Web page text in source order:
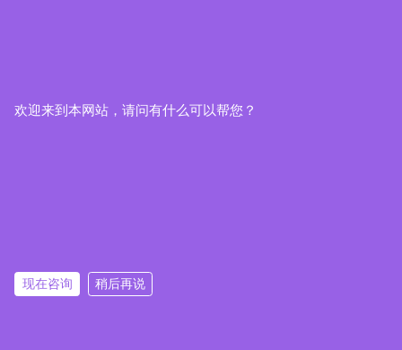
欢迎来到本网站，请问有什么可以帮您？
现在咨询 稍后再说